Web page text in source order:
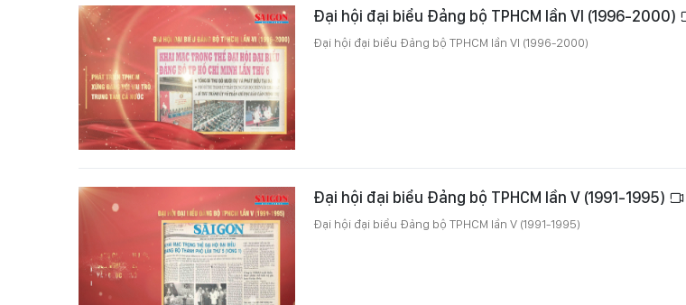
Đại hội đại biểu Đảng bộ TPHCM lần VI (1996-2000)
Đại hội đại biểu Đảng bộ TPHCM lần VI (1996-2000)
Đại hội đại biểu Đảng bộ TPHCM lần V (1991-1995)
Đại hội đại biểu Đảng bộ TPHCM lần V (1991-1995)